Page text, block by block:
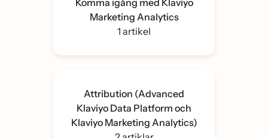
Komma igång med Klaviyo
Marketing Analytics
1 artikel
Attribution (Advanced
Klaviyo Data Platform och
Klaviyo Marketing Analytics)